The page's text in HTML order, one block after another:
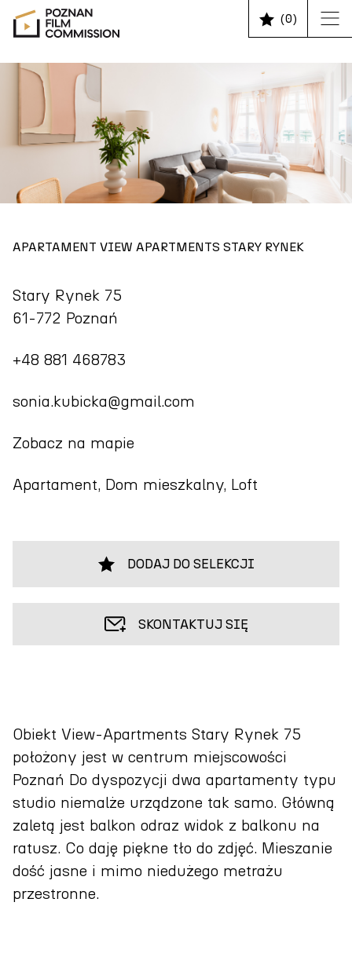
(0)
APARTAMENT VIEW APARTMENTS STARY RYNEK
Stary Rynek 75
61-772 Poznań
+48 881 468783
sonia.kubicka@gmail.com
Zobacz na mapie
Apartament, Dom mieszkalny, Loft
DODAJ DO SELEKCJI
SKONTAKTUJ SIĘ
Obiekt View-Apartments Stary Rynek 75
położony jest w centrum miejscowości
Poznań Do dyspozycji dwa apartamenty typu
studio niemalże urządzone tak samo. Główną
zaletą jest balkon odraz widok z balkonu na
ratusz. Co daję piękne tło do zdjęć. Mieszanie
dość jasne i mimo niedużego metrażu
przestronne.